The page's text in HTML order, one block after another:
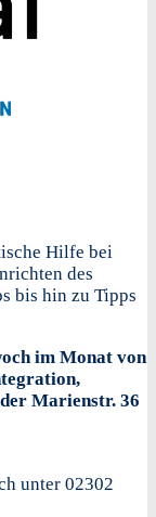
Hilfe bei
des
bis hin zu Tipps
im Monat von
Marienstr. 36
unter 02302